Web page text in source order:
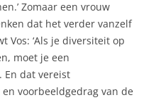
Zomaar een vrouw
dat het verder vanzelf
Vos: ‘Als je diversiteit op
moet je een
dat vereist
voorbeeldgedrag van de